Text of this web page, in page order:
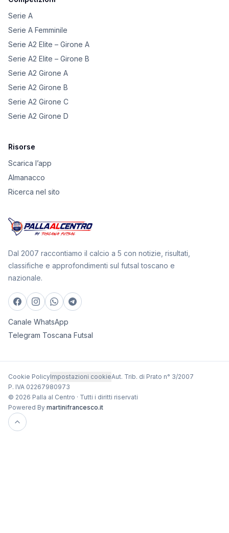
Serie A
Serie A Femminile
Serie A2 Elite – Girone A
Serie A2 Elite – Girone B
Serie A2 Girone A
Serie A2 Girone B
Serie A2 Girone C
Serie A2 Girone D
Risorse
Scarica l’app
Almanacco
Ricerca nel sito
Dal 2007 raccontiamo il calcio a 5 con notizie, risultati,
classifiche e approfondimenti sul futsal toscano e
nazionale.
Canale WhatsApp
Telegram Toscana Futsal
Cookie PolicyImpostazioni cookieAut. Trib. di Prato n° 3/2007
P. IVA 02267980973
© 2026 Palla al Centro · Tutti i diritti riservati
Powered By martinifrancesco.it